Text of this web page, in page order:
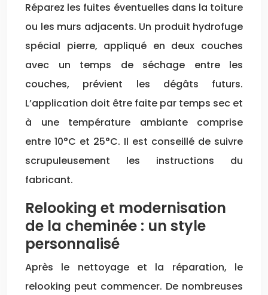
Réparez les fuites éventuelles dans la toiture
ou les murs adjacents. Un produit hydrofuge
spécial pierre, appliqué en deux couches
avec un temps de séchage entre les
couches, prévient les dégâts futurs.
L’application doit être faite par temps sec et
à une température ambiante comprise
entre 10°C et 25°C. Il est conseillé de suivre
scrupuleusement les instructions du
fabricant.
Relooking et modernisation
de la cheminée : un style
personnalisé
Après le nettoyage et la réparation, le
relooking peut commencer. De nombreuses